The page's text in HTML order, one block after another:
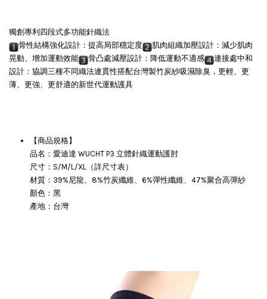
獨創專利四段式多功能針織法
骨性結構強化設計：提高局部穩定度
肌肉組織加壓設計：減少肌肉
晃動、增加運動效能
骨凸處減壓設計：降低運動不適感
連接處中和
設計：協調三種不同織法連貫性搭配台灣製竹炭紗吸濕除臭，更輕、更
薄、更強、更舒適的新世代運動護具
【商品規格】
品名：愛迪達 WUCHT P3 立體針織運動護肘
尺寸：S/M/L/XL（詳尺寸表）
材質：39%尼龍、8%竹炭纖維、6%彈性纖維、47%聚合高彈紗
顏色：黑
產地：台灣